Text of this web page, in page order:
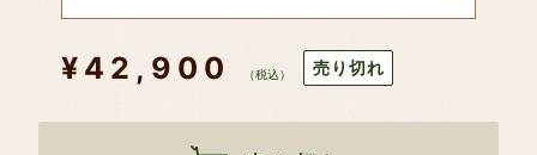
通
¥42,900 （税込） 売り切れ